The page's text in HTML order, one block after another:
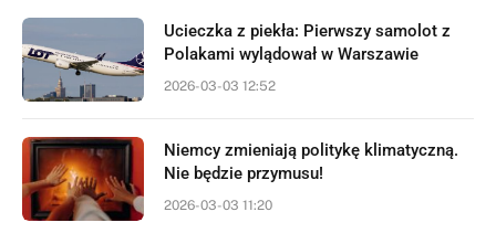
Ucieczka z piekła: Pierwszy samolot z
Polakami wylądował w Warszawie
2026-03-03 12:52
Niemcy zmieniają politykę klimatyczną.
Nie będzie przymusu!
2026-03-03 11:20